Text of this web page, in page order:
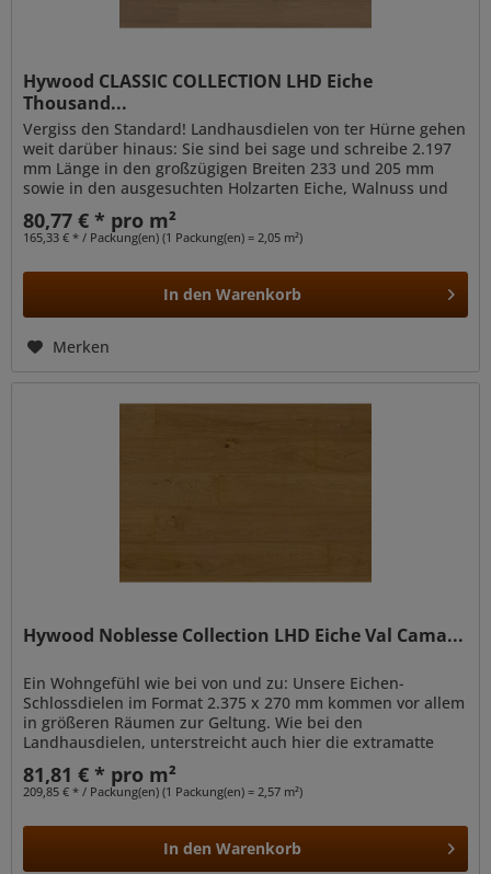
Hywood CLASSIC COLLECTION LHD Eiche
Thousand...
Vergiss den Standard! Landhausdielen von ter Hürne gehen
weit darüber hinaus: Sie sind bei sage und schreibe 2.197
mm Länge in den großzügigen Breiten 233 und 205 mm
sowie in den ausgesuchten Holzarten Eiche, Walnuss und
Esche verfügbar....
80,77 € * pro m²
165,33 € * / Packung(en) (1 Packung(en) = 2,05 m²)
In den Warenkorb
Merken
Hywood Noblesse Collection LHD Eiche Val Cama...
Ein Wohngefühl wie bei von und zu: Unsere Eichen-
Schlossdielen im Format 2.375 x 270 mm kommen vor allem
in größeren Räumen zur Geltung. Wie bei den
Landhausdielen, unterstreicht auch hier die extramatte
Optik die natürliche Anmutung der...
81,81 € * pro m²
209,85 € * / Packung(en) (1 Packung(en) = 2,57 m²)
In den Warenkorb